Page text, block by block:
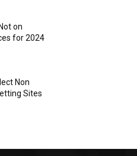
on
for 2024
Non
Sites